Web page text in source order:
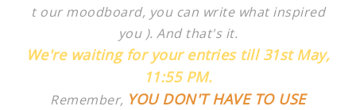
t our moodboard, you can write what inspired
you ). And that's it.
We're waiting for your entries till 31st May,
11:55 PM.
Remember, YOU DON'T HAVE TO USE